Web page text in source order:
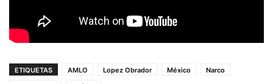
ETIQUETAS AMLO Lopez Obrador México
Narco